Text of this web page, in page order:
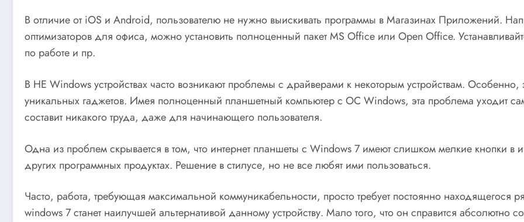
В отличие от iOS и Android, пользователю не нужно выискивать программы в Магазинах Приложений.
оптимизаторов для офиса, можно установить полноценный пакет MS Office или Open Office.
по работе и пр.
В НЕ Windows устройствах часто возникают проблемы с драйверами к некоторым устройствам. Особенно,
уникальных гаджетов. Имея полноценный планшетный компьютер с ОС Windows, эта проблема уходит
составит никакого труда, даже для начинающего пользователя.
Одна из проблем скрывается в том, что интернет планшеты с Windows 7 имеют слишком мелкие кнопки в
других программных продуктах. Решение в стилусе, но не все любят ими пользоваться.
Часто, работа, требующая максимальной коммуникабельности, просто требует постоянно
windows 7 станет наилучшей альтернативой данному устройству. Мало того, что он справится абсолютно